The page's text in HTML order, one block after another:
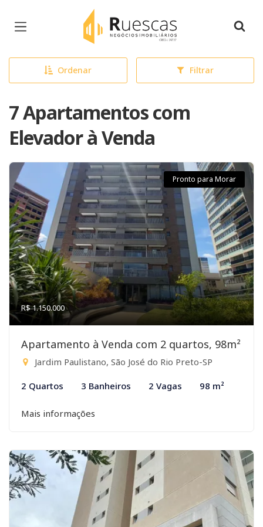
Página inicial
Ordenar Filtrar
7 Apartamentos com
Elevador à Venda
Pronto para Morar
R$ 1.150.000
Apartamento à Venda com 2 quartos, 98m²
Jardim Paulistano, São José do Rio Preto-SP
2 Quartos 3 Banheiros 2 Vagas 98 m²
Mais informações